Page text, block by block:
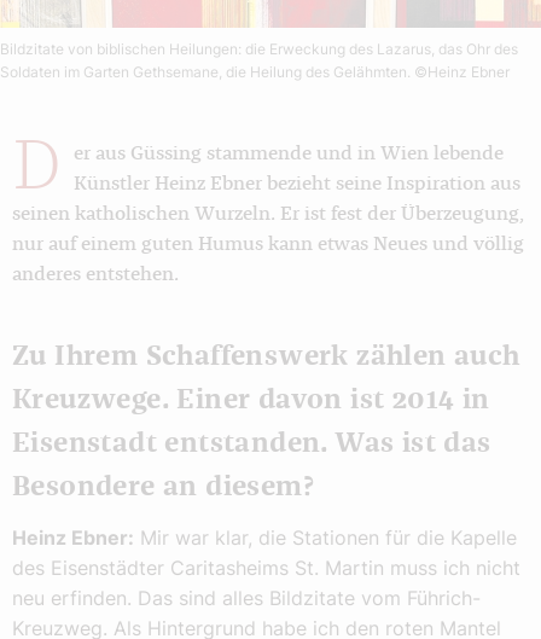
Bildzitate von biblischen Heilungen: die Erweckung des Lazarus, das Ohr des
Soldaten im Garten Gethsemane, die Heilung des Gelähmten. ©Heinz Ebner
D
er aus Güssing stammende und in Wien lebende
Künstler Heinz Ebner bezieht seine Inspiration aus
seinen katholischen Wurzeln. Er ist fest der Überzeugung,
nur auf einem guten Humus kann etwas Neues und völlig
anderes entstehen.
Zu Ihrem Schaffenswerk zählen auch
Kreuzwege. Einer davon ist 2014 in
Eisenstadt entstanden. Was ist das
Besondere an diesem?
Heinz Ebner: Mir war klar, die Stationen für die Kapelle
des Eisenstädter Caritasheims St. Martin muss ich nicht
neu erfinden. Das sind alles Bildzitate vom Führich-
Kreuzweg. Als Hintergrund habe ich den roten Mantel